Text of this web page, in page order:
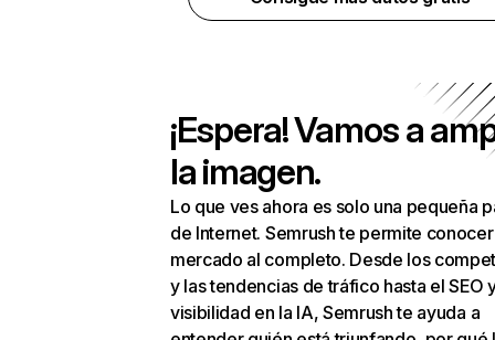
¡Espera! Vamos a
la imagen.
Lo que ves ahora es solo una pequeña
de Internet. Semrush te permite
mercado al completo. Desde los
y las tendencias de tráfico hasta el SEO
visibilidad en la IA, Semrush te ayuda a